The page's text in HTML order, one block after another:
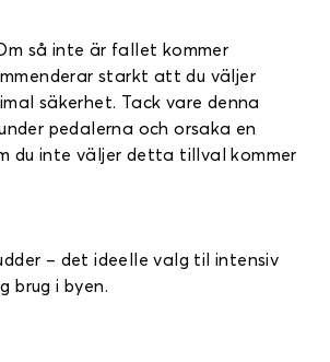
så inte är fallet kommer
starkt att du väljer
säkerhet. Tack vare denna
pedalerna och orsaka en
du inte väljer detta tillval kommer
– det ideelle valg til intensiv
brug i byen.